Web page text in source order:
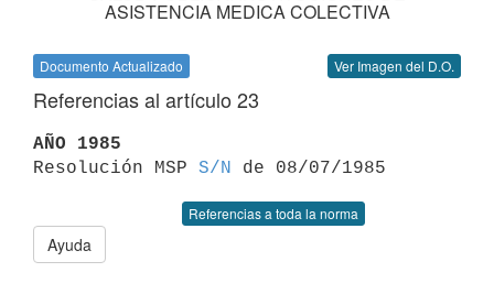
ASISTENCIA MEDICA COLECTIVA
Documento Actualizado Ver Imagen del D.O.
Referencias al artículo 23
AÑO 1985
Resolución MSP S/N
Referencias a toda la norma
Ayuda